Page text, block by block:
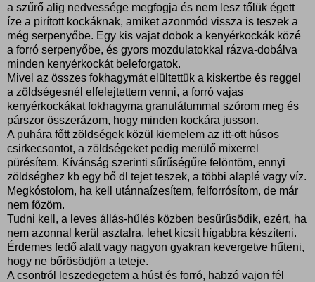
a szűrő alig nedvessége megfogja és nem lesz tőlük égett
íze a pirított kockáknak, amiket azonmód vissza is teszek a
még serpenyőbe. Egy kis vajat dobok a kenyérkockák közé
a forró serpenyőbe, és gyors mozdulatokkal rázva-dobálva
minden kenyérkockát beleforgatok.
Mivel az összes fokhagymát elültettük a kiskertbe és reggel
a zöldségesnél elfelejtettem venni, a forró vajas
kenyérkockákat fokhagyma granulátummal szórom meg és
párszor összerázom, hogy minden kockára jusson.
A puhára főtt zöldségek közül kiemelem az itt-ott húsos
csirkecsontot, a zöldségeket pedig merülő mixerrel
pürésítem. Kívánság szerinti sűrűségűre felöntöm, ennyi
zöldséghez kb egy bő dl tejet teszek, a többi alaplé vagy víz.
Megkóstolom, ha kell utánnaízesítem, felforrósítom, de már
nem főzöm.
Tudni kell, a leves állás-hűlés közben besűrűsödik, ezért, ha
nem azonnal kerül asztalra, lehet kicsit hígabbra készíteni.
Érdemes fedő alatt vagy nagyon gyakran kevergetve hűteni,
hogy ne bőrösödjön a teteje.
A csontról leszedegetem a húst és forró, habzó vajon fél